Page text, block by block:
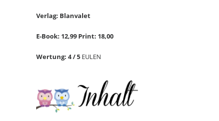
Verlag: Blanvalet
E-Book: 12,99 Print: 18,00
Wertung: 4 / 5 EULEN